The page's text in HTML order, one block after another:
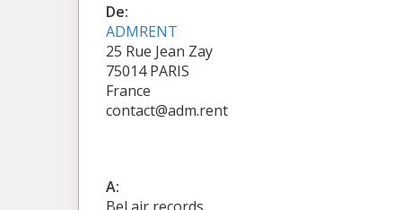
De:
ADMRENT
25 Rue Jean Zay
75014 PARIS
France
contact@adm.rent
A: